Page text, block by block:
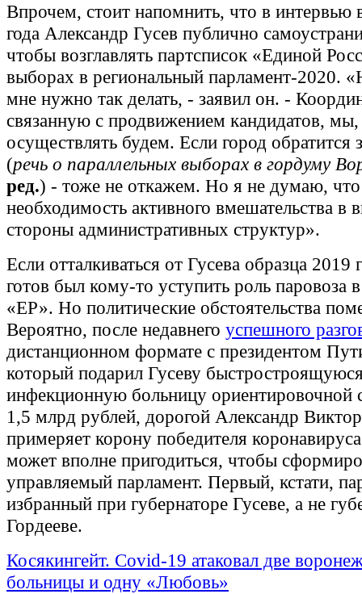
Впрочем, стоит напомнить, что в интервью
года Александр Гусев публично
чтобы возглавлять партсписок «Единой
выборах в региональный парламент-2020.
мне нужно так делать, - заявил он. -
связанную с продвижением кандидатов, мы,
осуществлять будем. Если город
(речь о параллельных выборах в гордуму
ред.) - тоже не откажем. Но я не думаю, что
необходимость активного вмешательства в
стороны административных структур».
Если отталкиваться от Гусева образца 2019
готов был кому-то уступить роль паровоза
«ЕР». Но политические обстоятельства
Вероятно, после недавнего успешного
дистанционном формате с президентом
который подарил Гусеву
инфекционную больницу ориентировочной
1,5 млрд рублей, дорогой Александр
примеряет корону победителя
может вполне пригодиться, чтобы
управляемый парламент. Первый, кстати,
избранный при губернаторе Гусеве, а не
Гордееве.
Косякингейт. Covid-19 атаковал две
больницы и одну «Любовь»